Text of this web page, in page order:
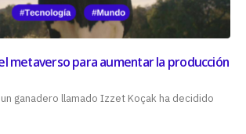
metaverso para aumentar la producción
un ganadero llamado Izzet Koçak ha decidido